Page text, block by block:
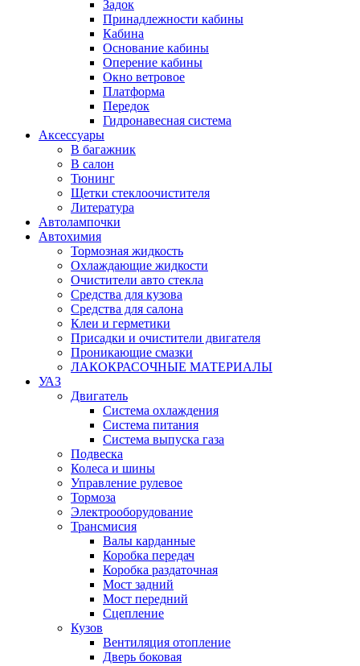
Задок
Принадлежности кабины
Кабина
Основание кабины
Оперение кабины
Окно ветровое
Платформа
Передок
Гидронавесная система
Аксессуары
В багажник
В салон
Тюнинг
Щетки стеклоочистителя
Литература
Автолампочки
Автохимия
Тормозная жидкость
Охлаждающие жидкости
Очистители авто стекла
Средства для кузова
Средства для салона
Клеи и герметики
Присадки и очистители двигателя
Проникающие смазки
ЛАКОКРАСОЧНЫЕ МАТЕРИАЛЫ
УАЗ
Двигатель
Система охлаждения
Система питания
Система выпуска газа
Подвеска
Колеса и шины
Управление рулевое
Тормоза
Электрооборудование
Трансмисия
Валы карданные
Коробка передач
Коробка раздаточная
Мост задний
Мост передний
Сцепление
Кузов
Вентиляция отопление
Дверь боковая